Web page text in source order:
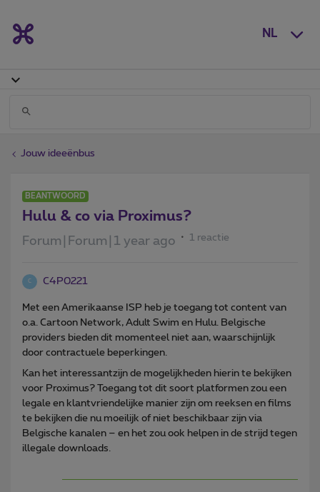
NL
Jouw ideeënbus
BEANTWOORD
Hulu & co via Proximus?
Forum|Forum|1 year ago 1 reactie
C C4P0221
Met een Amerikaanse ISP heb je toegang tot content van
o.a. Cartoon Network, Adult Swim en Hulu. Belgische
providers bieden dit momenteel niet aan, waarschijnlijk
door contractuele beperkingen.
Kan het interessantzijn de mogelijkheden hierin te bekijken
voor Proximus? Toegang tot dit soort platformen zou een
legale en klantvriendelijke manier zijn om reeksen en films
te bekijken die nu moeilijk of niet beschikbaar zijn via
Belgische kanalen – en het zou ook helpen in de strijd tegen
illegale downloads.